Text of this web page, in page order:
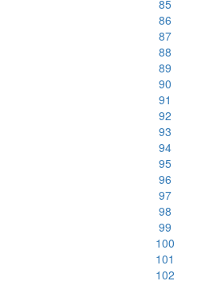
85
86
87
88
89
90
91
92
93
94
95
96
97
98
99
100
101
102